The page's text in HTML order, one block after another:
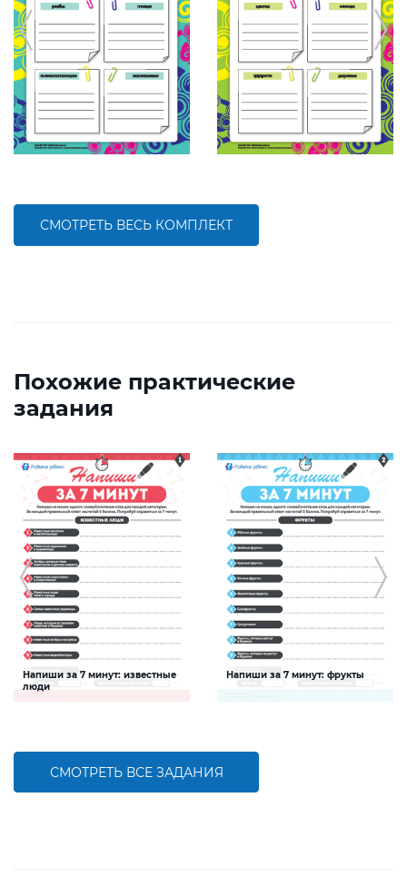
СМОТРЕТЬ ВЕСЬ КОМПЛЕКТ
Похожие практические
задания
Напиши за 7 минут: известные
люди
Напиши за 7 минут: фрукты
СМОТРЕТЬ ВСЕ ЗАДАНИЯ